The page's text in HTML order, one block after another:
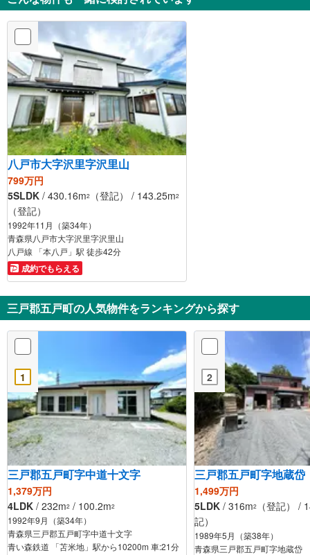
八戸市大字沢里字沢里山
799万円
5SLDK / 430.16m2 （登記） / 143.25m2
（登記）
1992年11月（築34年）
青森県八戸市大字沢里字沢里山
八戸線 「本八戸」駅 徒歩42分
成約でもらえる
三戸郡五戸町の人気物件をランキングから探す
1
三戸郡五戸町字中道十文字
1,379万円
4LDK / 232m2 / 100.2m2
1992年9月（築34年）
青森県三戸郡五戸町字中道十文字
青い森鉄道 「苫米地」駅から10200m 車:21分
2
三戸郡五戸町字地蔵岱
1,499万円
5LDK / 316m2
（登記） /
記）
1989年5月（築38年）
青森県三戸郡五戸町字地蔵岱